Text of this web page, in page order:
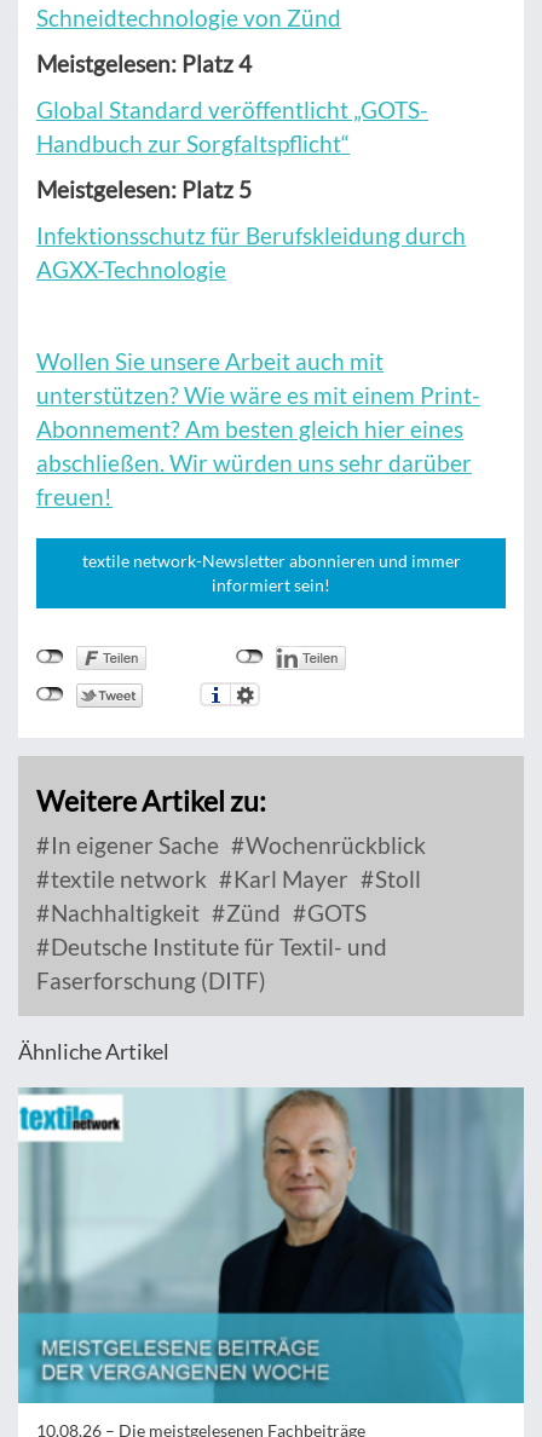
Schneidtechnologie von Zünd
Meistgelesen: Platz 4
Global Standard veröffentlicht „GOTS-
Handbuch zur Sorgfaltspflicht“
Meistgelesen: Platz 5
Infektionsschutz für Berufskleidung durch
AGXX-Technologie
Wollen Sie unsere Arbeit auch mit
unterstützen? Wie wäre es mit einem Print-
Abonnement? Am besten gleich hier eines
abschließen. Wir würden uns sehr darüber
freuen!
textile network-Newsletter abonnieren und immer
informiert sein!
Weitere Artikel zu:
In eigener Sache
Wochenrückblick
textile network
Karl Mayer
Stoll
Nachhaltigkeit
Zünd
GOTS
Deutsche Institute für Textil- und
Faserforschung (DITF)
Ähnliche Artikel
10.08.26 – Die meistgelesenen Fachbeiträge